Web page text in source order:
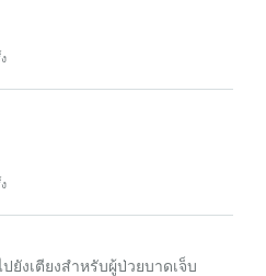
ยังเตียงสำหรับผู้ป่วยบาดเจ็บ